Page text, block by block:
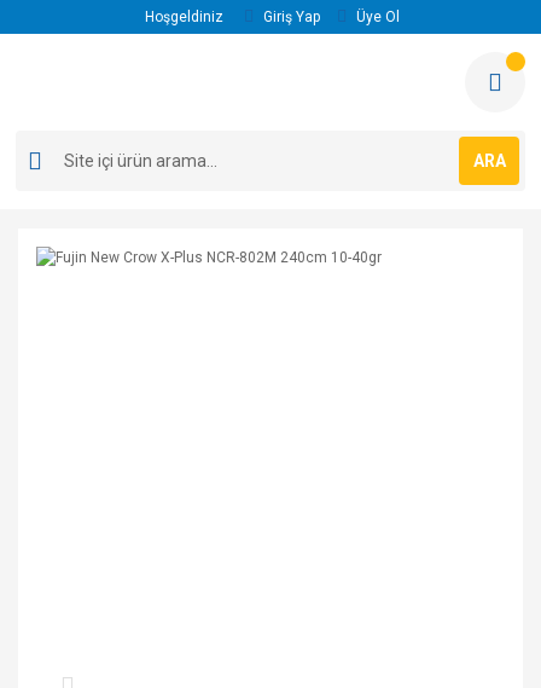
Hoşgeldiniz Giriş Yap Üye Ol
ARA